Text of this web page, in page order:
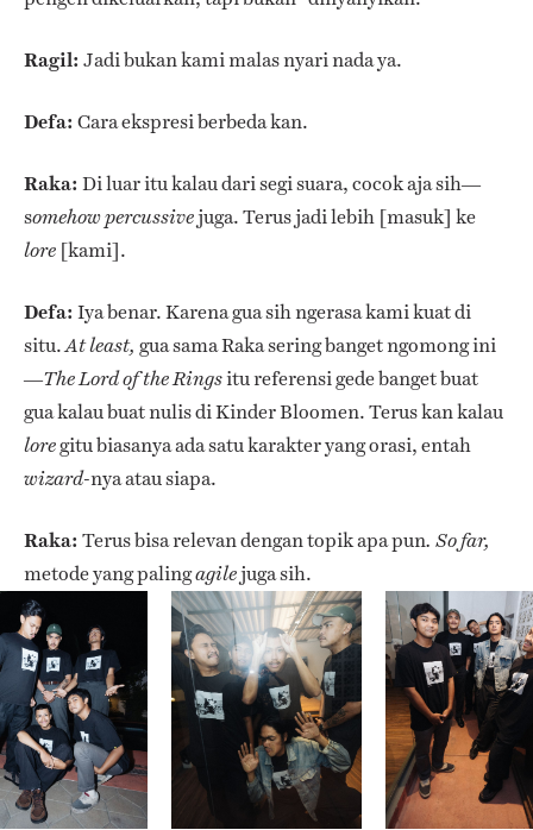
Ragil: Jadi bukan kami malas nyari nada ya.
Defa: Cara ekspresi berbeda kan.
Raka: Di luar itu kalau dari segi suara, cocok aja sih—
somehowpercussivejuga. Terus jadi lebih [masuk] ke
lore [kami].
Defa: Iya benar. Karena gua sih ngerasa kami kuat di
situ.At least, gua sama Raka sering banget ngomong ini
—The Lord of the Ringsitu referensi gede banget buat
gua kalau buat nulis di Kinder Bloomen. Terus kan kalau
loregitu biasanya ada satu karakter yang orasi, entah
wizard-nya atau siapa.
Raka: Terus bisa relevan dengan topik apa pun. So far,
metode yang palingagilejuga sih.